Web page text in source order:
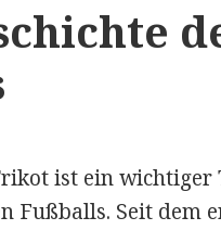
ist ein wichtiger
Fußballs. Seit